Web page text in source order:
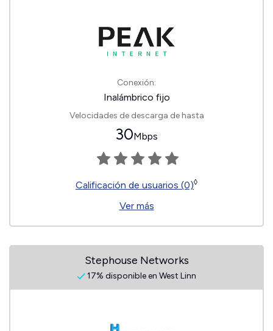
Conexión:
Inalámbrico fijo
Velocidades de descarga de hasta
30Mbps
Calificación de usuarios (0)◊
Ver más
Stephouse Networks
17% disponible en West Linn